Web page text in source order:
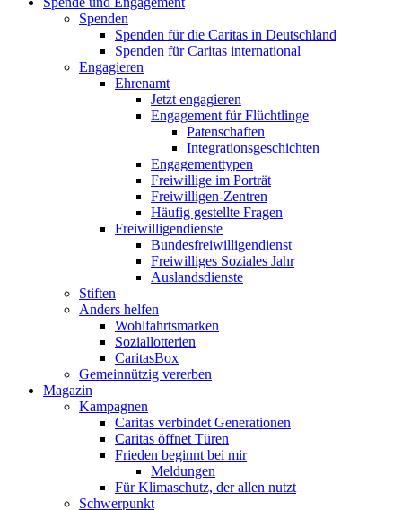
Spenden
Spenden für die Caritas in Deutschland
Spenden für Caritas international
Engagieren
Ehrenamt
Jetzt engagieren
Engagement für Flüchtlinge
Patenschaften
Integrationsgeschichten
Engagementtypen
Freiwillige im Porträt
Freiwilligen-Zentren
Häufig gestellte Fragen
Freiwilligendienste
Bundesfreiwilligendienst
Freiwilliges Soziales Jahr
Auslandsdienste
Stiften
Anders helfen
Wohlfahrtsmarken
Soziallotterien
CaritasBox
Gemeinnützig vererben
Magazin
Kampagnen
Caritas verbindet Generationen
Caritas öffnet Türen
Frieden beginnt bei mir
Meldungen
Für Klimaschutz, der allen nutzt
Schwerpunkt